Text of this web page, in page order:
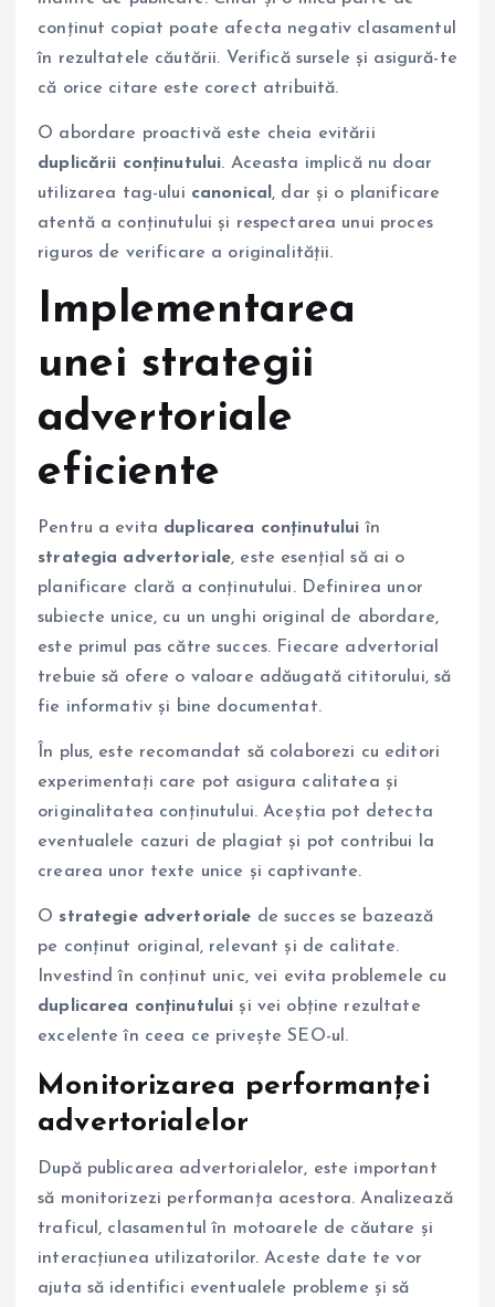
conținut copiat poate afecta negativ clasamentul
în rezultatele căutării. Verifică sursele și asigură-te
că orice citare este corect atribuită.
O abordare proactivă este cheia evitării
duplicării conținutului. Aceasta implică nu doar
utilizarea tag-ului canonical , dar și o planificare
atentă a conținutului și respectarea unui proces
riguros de verificare a originalității.
Implementarea
unei strategii
advertoriale
eficiente
Pentru a evita duplicarea conținutului în
strategia advertoriale, este esențial să ai o
planificare clară a conținutului. Definirea unor
subiecte unice, cu un unghi original de abordare,
este primul pas către succes. Fiecare advertorial
trebuie să ofere o valoare adăugată cititorului, să
fie informativ și bine documentat.
În plus, este recomandat să colaborezi cu editori
experimentați care pot asigura calitatea și
originalitatea conținutului. Aceștia pot detecta
eventualele cazuri de plagiat și pot contribui la
crearea unor texte unice și captivante.
O strategie advertoriale de succes se bazează
pe conținut original, relevant și de calitate.
Investind în conținut unic, vei evita problemele cu
duplicarea conținutului și vei obține rezultate
excelente în ceea ce privește SEO-ul.
Monitorizarea performanței
advertorialelor
După publicarea advertorialelor, este important
să monitorizezi performanța acestora. Analizează
traficul, clasamentul în motoarele de căutare și
interacțiunea utilizatorilor. Aceste date te vor
ajuta să identifici eventualele probleme și să